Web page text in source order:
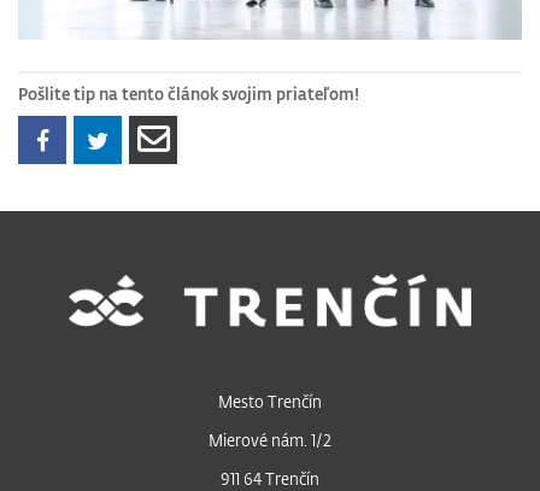
Pošlite tip na tento článok svojim priateľom!
Mesto Trenčín
Mierové nám. 1/2
911 64 Trenčín